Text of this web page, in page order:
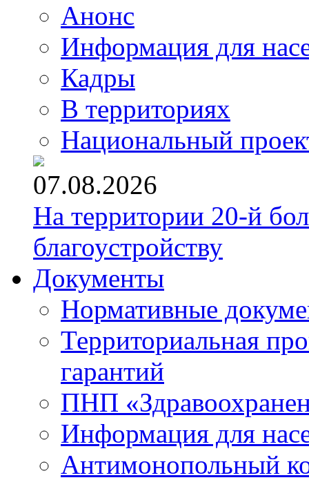
Анонс
Информация для
Кадры
В территориях
Национальный
07.08.2026
На территории 20-й
благоустройству
Документы
Нормативные
Территориальная
гарантий
ПНП
Информация для
Антимонопольный